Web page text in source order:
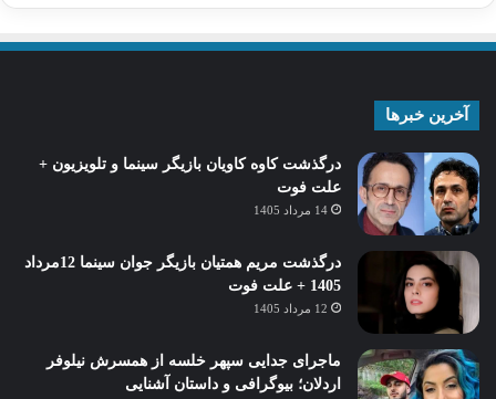
آخرین خبرها
درگذشت کاوه کاویان بازیگر سینما و تلویزیون +
علت فوت
14 مرداد 1405
درگذشت مریم همتیان بازیگر جوان سینما 12مرداد
1405 + علت فوت
12 مرداد 1405
ماجرای جدایی سپهر خلسه از همسرش نیلوفر
اردلان؛ بیوگرافی و داستان آشنایی